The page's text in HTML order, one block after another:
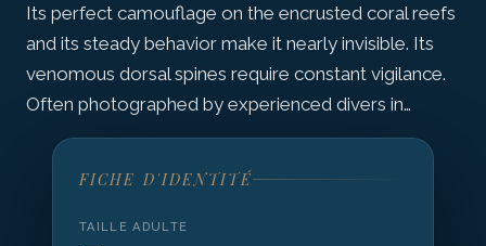
Its perfect camouflage on the encrusted coral reefs
and its steady behavior make it nearly invisible. Its
venomous dorsal spines require constant vigilance.
Often photographed by experienced divers in…
FICHE D'IDENTITÉ
TAILLE ADULTE